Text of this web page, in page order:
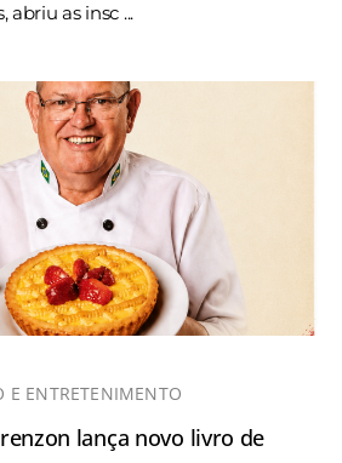
abriu as insc ...
E ENTRETENIMENTO
lança novo livro de